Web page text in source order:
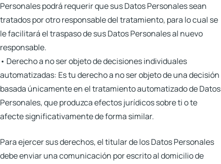
Personales podrá requerir que sus Datos Personales sean
tratados por otro responsable del tratamiento, para lo cual se
le facilitará el traspaso de sus Datos Personales al nuevo
responsable.
• Derecho a no ser objeto de decisiones individuales
automatizadas: Es tu derecho a no ser objeto de una decisión
basada únicamente en el tratamiento automatizado de Datos
Personales, que produzca efectos jurídicos sobre ti o te
afecte significativamente de forma similar.
Para ejercer sus derechos, el titular de los Datos Personales
debe enviar una comunicación por escrito al domicilio de